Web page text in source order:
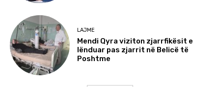
LAJME
Mendi Qyra viziton zjarrfikësit e
lënduar pas zjarrit në Belicë të
Poshtme